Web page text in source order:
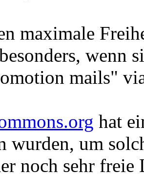
maximale
wenn
mails"
hat
wurden, um
noch sehr freie